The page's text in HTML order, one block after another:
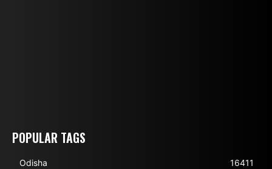
POPULAR TAGS
Odisha
16411